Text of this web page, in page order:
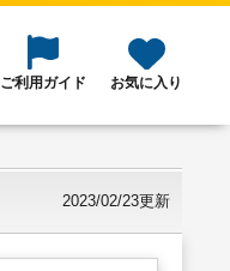
ご利用ガイド お気に入り
2023/02/23更新